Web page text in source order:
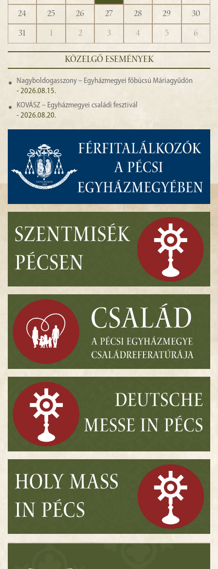
24
25 26 27 28 29
30
31
1 2 3 4 5 6
KÖZELGŐ ESEMÉNYEK
Nagyboldogasszony – Egyházmegyei főbúcsú Máriagyűdön
- 2026.08.15.
KOVÁSZ – Egyházmegyei családi fesztivál
- 2026.08.20.